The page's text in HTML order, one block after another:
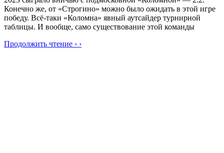
Конечно же, от «Строгино» можно было ожидать в этой игре
победу. Всё-таки «Коломна» явный аутсайдер турнирной
таблицы. И вообще, само существование этой команды
Продолжить чтение › ›